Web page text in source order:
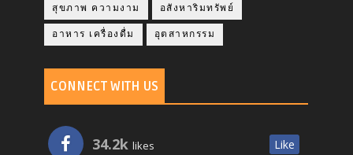
สุขภาพ ความงาม อสังหาริมทรัพย์
อาหาร เครื่องดื่ม อุตสาหกรรม
CONNECT WITH US
34.2k likes Like